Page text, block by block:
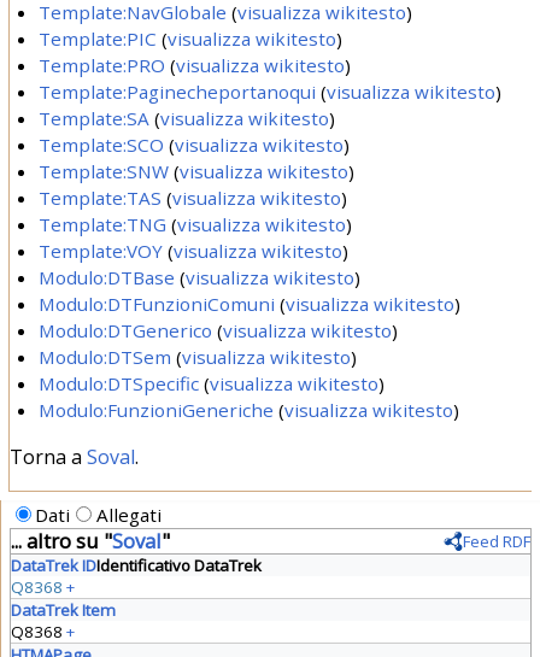
Template:NavGlobale (visualizza wikitesto)
Template:PIC (visualizza wikitesto)
Template:PRO (visualizza wikitesto)
Template:Paginecheportanoqui (visualizza wikitesto)
Template:SA (visualizza wikitesto)
Template:SCO (visualizza wikitesto)
Template:SNW (visualizza wikitesto)
Template:TAS (visualizza wikitesto)
Template:TNG (visualizza wikitesto)
Template:VOY (visualizza wikitesto)
Modulo:DTBase (visualizza wikitesto)
Modulo:DTFunzioniComuni (visualizza wikitesto)
Modulo:DTGenerico (visualizza wikitesto)
Modulo:DTSem (visualizza wikitesto)
Modulo:DTSpecific (visualizza wikitesto)
Modulo:FunzioniGeneriche (visualizza wikitesto)
Torna a Soval.
Dati Allegati
... altro su "Soval"
Feed RDF
DataTrek IDIdentificativo DataTrek
Q8368 +
DataTrek Item
Q8368 +